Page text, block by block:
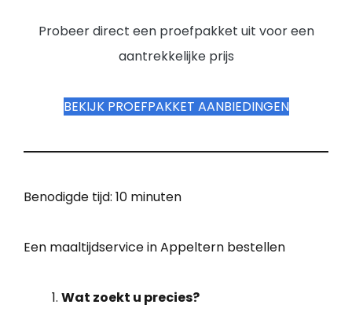
Probeer direct een proefpakket uit voor een
aantrekkelijke prijs
BEKIJK PROEFPAKKET AANBIEDINGEN
Benodigde tijd: 10 minuten
Een maaltijdservice in Appeltern bestellen
Wat zoekt u precies?